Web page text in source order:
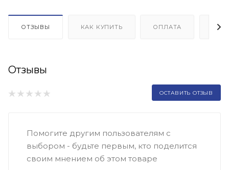
ОТЗЫВЫ КАК КУПИТЬ ОПЛАТА
Отзывы
ОСТАВИТЬ ОТЗЫВ
Помогите другим пользователям с
выбором - будьте первым, кто поделится
своим мнением об этом товаре